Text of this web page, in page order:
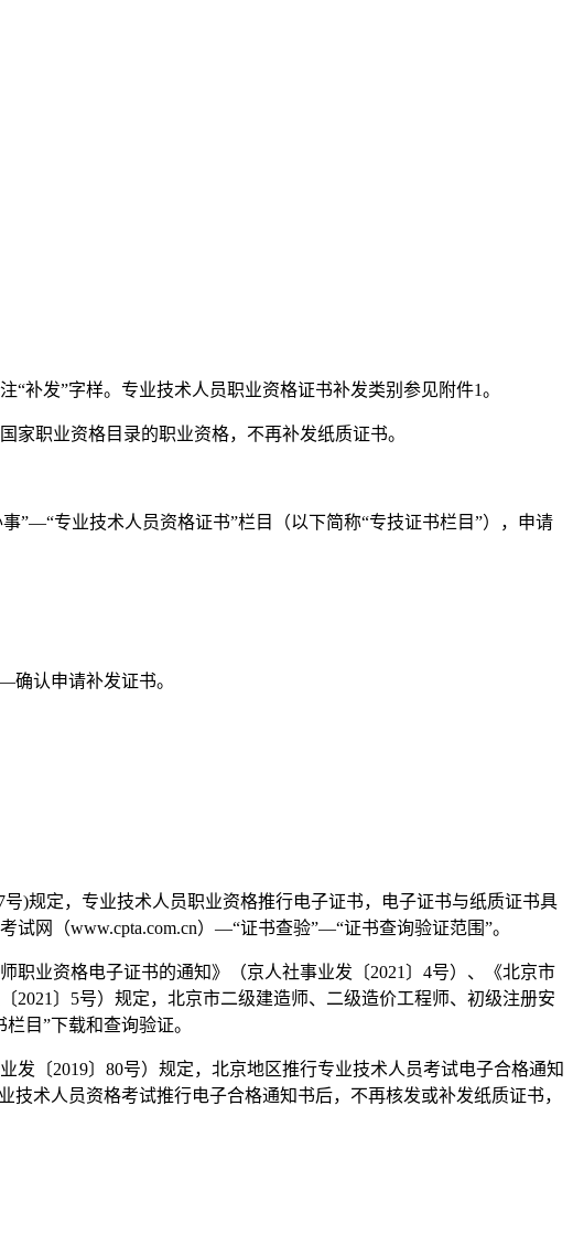
发”字样。专业技术人员职业资格证书补发类别参见附件1。
职业资格目录的职业资格，不再补发纸质证书。
”—“专业技术人员资格证书”栏目（以下简称“专技证书栏目”），申请
认申请补发证书。
规定，专业技术人员职业资格推行电子证书，电子证书与纸质证书具
网（www.cpta.com.cn）—“证书查验”—“证书查询验证范围”。
业资格电子证书的通知》（京人社事业发〔2021〕4号）、《北京市
〕5号）规定，北京市二级建造师、二级造价工程师、初级注册安
目”下载和查询验证。
〔2019〕80号）规定，北京地区推行专业技术人员考试电子合格通知
术人员资格考试推行电子合格通知书后，不再核发或补发纸质证书，